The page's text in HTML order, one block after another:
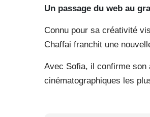
Un passage du web au
Connu pour sa créativité
Chaffai franchit une
Avec Sofia, il confirme
cinématographiques les